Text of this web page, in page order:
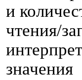
и
чтения/
значения